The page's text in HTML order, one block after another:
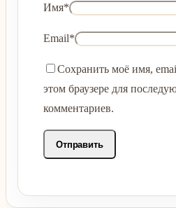
Имя*
Email*
Сохранить моё имя,
этом браузере для
комментариев.